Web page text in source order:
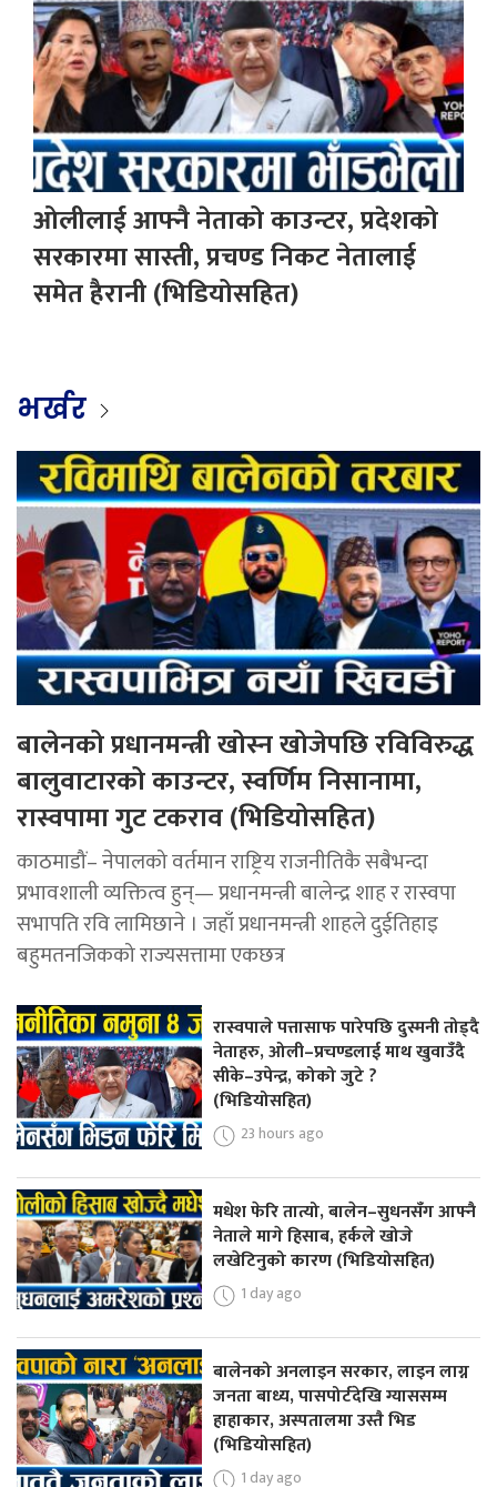
ओलीलाई आफ्नै नेताको काउन्टर, प्रदेशको
सरकारमा सास्ती, प्रचण्ड निकट नेतालाई
समेत हैरानी (भिडियोसहित)
भर्खर
बालेनको प्रधानमन्त्री खोस्न खोजेपछि रविविरुद्ध
बालुवाटारको काउन्टर, स्वर्णिम निसानामा,
रास्वपामा गुट टकराव (भिडियोसहित)
काठमाडौं– नेपालको वर्तमान राष्ट्रिय राजनीतिकै सबैभन्दा
प्रभावशाली व्यक्तित्व हुन्— प्रधानमन्त्री बालेन्द्र शाह र रास्वपा
सभापति रवि लामिछाने । जहाँ प्रधानमन्त्री शाहले दुईतिहाइ
बहुमतनजिकको राज्यसत्तामा एकछत्र
रास्वपाले पत्तासाफ पारेपछि दुस्मनी तोड्दै
नेताहरु, ओली–प्रचण्डलाई माथ खुवाउँदै
सीके–उपेन्द्र, कोको जुटे ?
(भिडियोसहित)
23 hours ago
मधेश फेरि तात्यो, बालेन–सुधनसँग आफ्नै
नेताले मागे हिसाब, हर्कले खोजे
लखेटिनुको कारण (भिडियोसहित)
1 day ago
बालेनको अनलाइन सरकार, लाइन लाग्न
जनता बाध्य, पासपोर्टदेखि ग्याससम्म
हाहाकार, अस्पतालमा उस्तै भिड
(भिडियोसहित)
1 day ago